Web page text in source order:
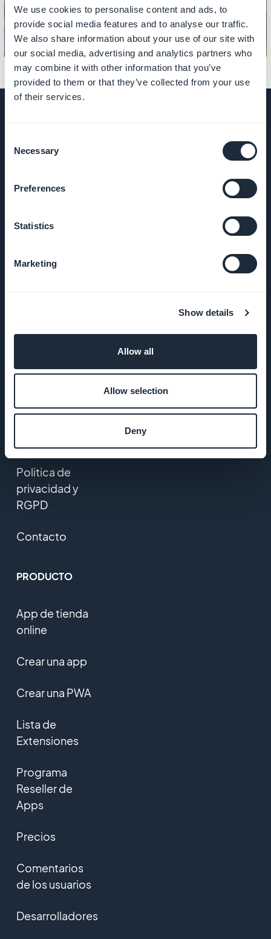
We use cookies to personalise content and ads, to
provide social media features and to analyse our traffic.
We also share information about your use of our site with
our social media, advertising and analytics partners who
may combine it with other information that you’ve
provided to them or that they’ve collected from your use
of their services.
Selection
Necessary
Preferences
Statistics
Marketing
Show details
Allow all
Allow selection
Deny
EMPRESA
Sobre
Soporte
Empleos
Prensa
Política de
privacidad y
RGPD
Contacto
PRODUCTO
App de tienda
online
Crear una app
Crear una PWA
Lista de
Extensiones
Programa
Reseller de
Apps
Precios
Comentarios
de los usuarios
Desarrolladores